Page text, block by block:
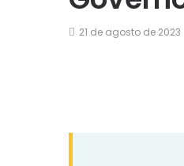
21 de agosto de 2023